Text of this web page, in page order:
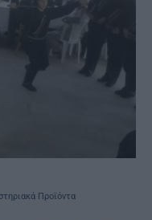
Προϊόντα